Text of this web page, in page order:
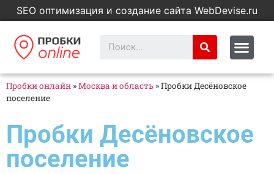
SEO оптимизация и создание сайта WebDevise.ru
Пробки онлайн »Москва и область »Пробки Десёновское
поселение
Пробки Десёновское
поселение